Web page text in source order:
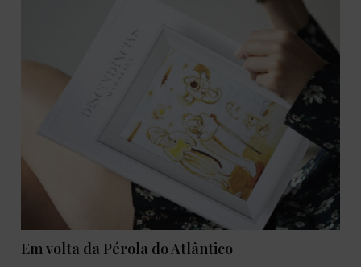
Em volta da Pérola do Atlântico